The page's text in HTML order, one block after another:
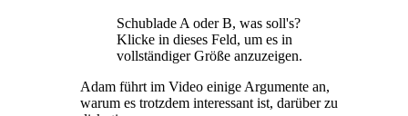
Schublade A oder B, was soll's?
Klicke in dieses Feld, um es in
vollständiger Größe anzuzeigen.
Adam führt im Video einige Argumente an,
warum es trotzdem interessant ist, darüber zu